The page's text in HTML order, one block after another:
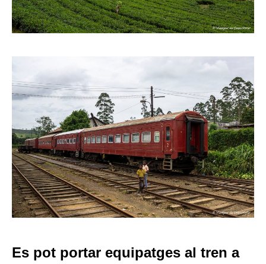
Es pot portar equipatges al tren a